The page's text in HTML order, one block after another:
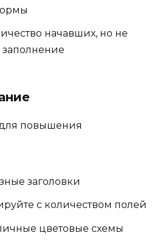
начавших, но не
повышения
заголовки
с количеством полей
цветовые схемы